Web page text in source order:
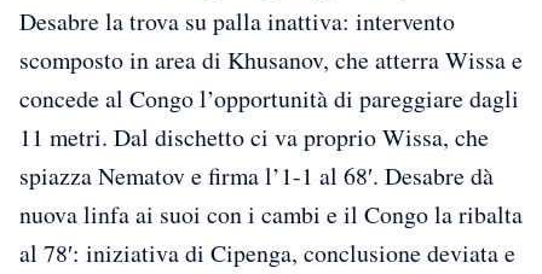
Desabre la trova su palla inattiva: intervento
scomposto in area di Khusanov, che atterra Wissa e
concede al Congo l’opportunità di pareggiare dagli
11 metri. Dal dischetto ci va proprio Wissa, che
spiazza Nematov e firma l’1-1 al 68′. Desabre dà
nuova linfa ai suoi con i cambi e il Congo la ribalta
al 78′: iniziativa di Cipenga, conclusione deviata e